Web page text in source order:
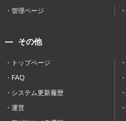
管理ページ
その他
トップページ
FAQ
システム更新履歴
運営